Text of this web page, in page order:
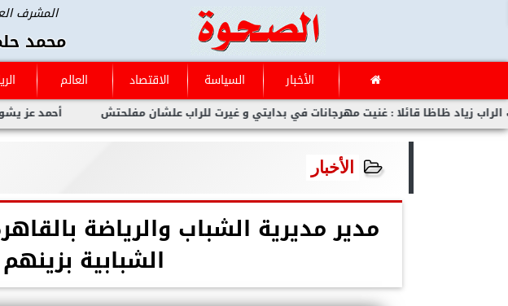
المشرف
محمد
الأخبار السياسة الاقتصاد العالم
أحمد عز يشوق جمهوره قائلا : غنيت مهرجانات في بدايتي و غيرت للراب علشان مفلحتش
الأخبار
مدير مديرية الشباب والرياضة
الشبابية بزينهم